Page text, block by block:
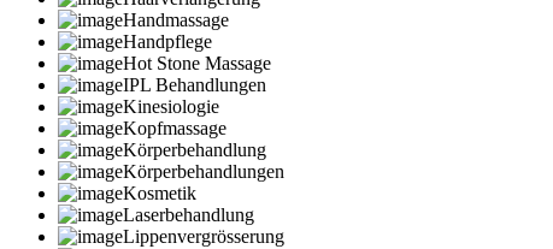
Handmassage
Handpflege
Hot Stone Massage
IPL Behandlungen
Kinesiologie
Kopfmassage
Körperbehandlung
Körperbehandlungen
Kosmetik
Laserbehandlung
Lippenvergrösserung